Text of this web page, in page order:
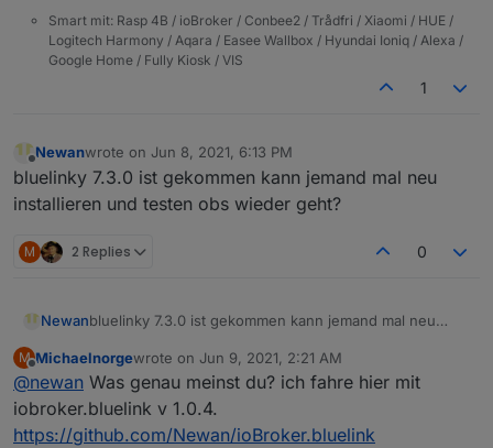
Smart mit: Rasp 4B / ioBroker / Conbee2 / Trådfri / Xiaomi / HUE /
Logitech Harmony / Aqara / Easee Wallbox / Hyundai Ioniq / Alexa /
Google Home / Fully Kiosk / VIS
1
Offline
Newanwrote on Jun 8, 2021, 6:13 PM
last edited by
bluelinky 7.3.0 ist gekommen kann jemand mal neu
installieren und testen obs wieder geht?
M 2 Replies 0
Newanbluelinky 7.3.0 ist gekommen kann jemand mal neu
M Michaelnorgewrote on Jun 9, 2021, 2:21 AM
last edited by
@newan Was genau meinst du? ich fahre hier mit
iobroker.bluelink v 1.0.4.
https://github.com/Newan/ioBroker.bluelink